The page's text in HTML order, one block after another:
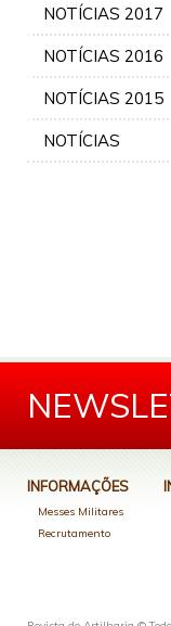
NOTÍCIAS 2017
NOTÍCIAS 2016
NOTÍCIAS 2015
NOTÍCIAS
INFORMAÇÕES
Messes Militares
Recrutamento